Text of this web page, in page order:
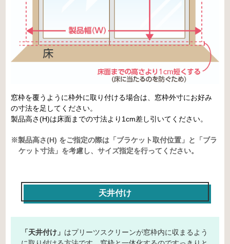
窓枠を覆うように枠外に取り付ける場合は、窓枠外寸にお好み
の寸法を足してください。
製品高さ(H)は床面までの寸法より1cm差し引いてください。
※製品高さ(H) をご指定の際は「ブラケット取付位置」と「ブラ
ケット寸法」を考慮し、サイズ指定を行ってください。
天井付け
「天井付け」 はプリーツスクリーンが窓枠内に収まるよう